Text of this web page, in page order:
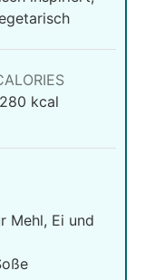
280 kcal
Mehl, Ei und